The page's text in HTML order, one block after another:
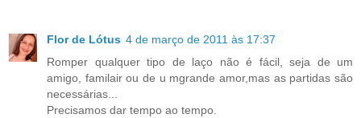
Flor de Lótus 4 de março de 2011 às 17:37
Romper qualquer tipo de laço não é fácil, seja de um
amigo, familair ou de u mgrande amor,mas as partidas são
necessárias...
Precisamos dar tempo ao tempo.